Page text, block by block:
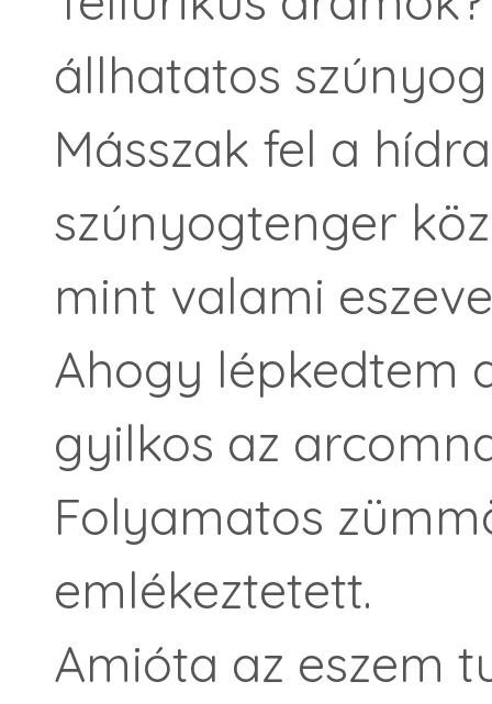
állhatatos
Másszak fel a
szúnyogtenger
mint valami
Ahogy lépkedtem
gyilkos az
Folyamatos
emlékeztetett.
Amióta az eszem